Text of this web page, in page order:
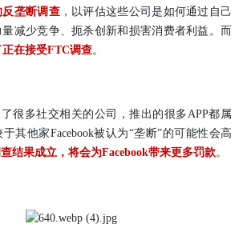
垄断调查，以评估这些公司是如何通过自己
减少竞争、扼杀创新和损害消费者利益。而
正在接受FTC调查。
了很多社交相关的公司，推出的很多APP都属
其他家Facebook被认为“垄断”的可能性会高
结果成立，将会为Facebook带来更多罚款。